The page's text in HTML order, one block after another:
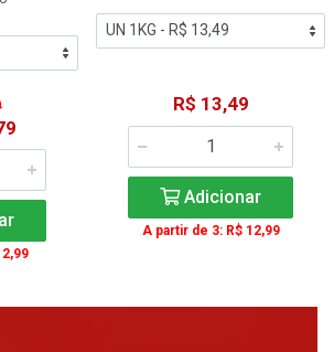
R$ 13,49
Adicionar
A partir de 3: R$ 12,99